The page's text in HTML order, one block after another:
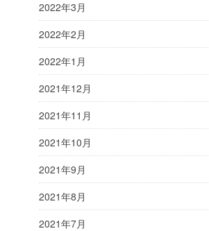
2022年3月
2022年2月
2022年1月
2021年12月
2021年11月
2021年10月
2021年9月
2021年8月
2021年7月